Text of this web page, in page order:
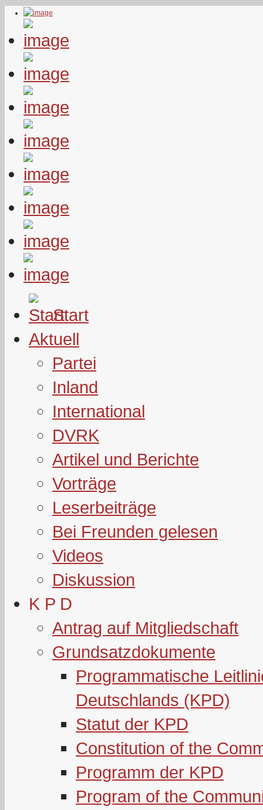
Start
Aktuell
Partei
Inland
International
DVRK
Artikel und Berichte
Vorträge
Leserbeiträge
Bei Freunden gelesen
Videos
Diskussion
K P D
Antrag auf Mitgliedschaft
Grundsatzdokumente
Programmatische
Deutschlands (KPD)
Statut der KPD
Constitution of the
Programm der KPD
Program of the